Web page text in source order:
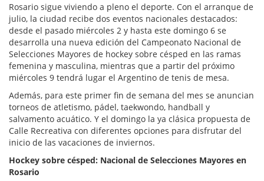
Rosario sigue viviendo a pleno el deporte. Con el arranque de
julio, la ciudad recibe dos eventos nacionales destacados:
desde el pasado miércoles 2 y hasta este domingo 6 se
desarrolla una nueva edición del Campeonato Nacional de
Selecciones Mayores de hockey sobre césped en las ramas
femenina y masculina, mientras que a partir del próximo
miércoles 9 tendrá lugar el Argentino de tenis de mesa.
Además, para este primer fin de semana del mes se anuncian
torneos de atletismo, pádel, taekwondo, handball y
salvamento acuático. Y el domingo la ya clásica propuesta de
Calle Recreativa con diferentes opciones para disfrutar del
inicio de las vacaciones de inviernos.
Hockey sobre césped: Nacional de Selecciones Mayores en
Rosario